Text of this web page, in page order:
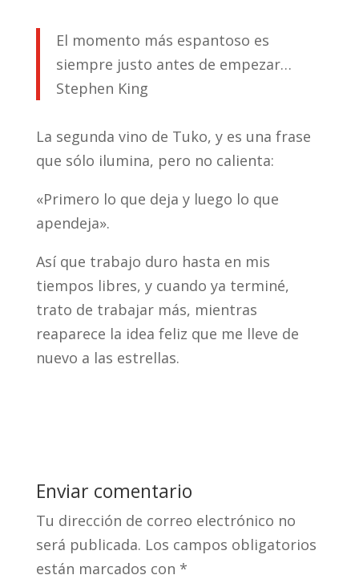
El momento más espantoso es
siempre justo antes de empezar…
Stephen King
La segunda vino de Tuko, y es una frase
que sólo ilumina, pero no calienta:
«Primero lo que deja y luego lo que
apendeja».
Así que trabajo duro hasta en mis
tiempos libres, y cuando ya terminé,
trato de trabajar más, mientras
reaparece la idea feliz que me lleve de
nuevo a las estrellas.
Enviar comentario
Tu dirección de correo electrónico no
será publicada. Los campos obligatorios
están marcados con *